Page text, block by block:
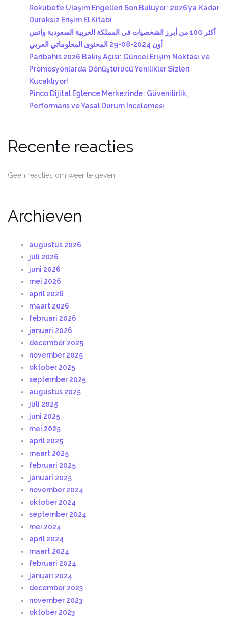
Rokubet’e Ulaşım Engelleri Son Buluyor: 2026’ya Kadar
Duraksız Erişim El Kitabı
أكثر 100 من أبرز الشخصيات في المملكة العربية السعودية واتس
أون 2024-08-29 المحتوى المعلوماتي العربي
Paribahis 2026 Bakış Açısı: Güncel Erişim Noktası ve
Promosyonlarda Dönüştürücü Yenilikler Sizleri
Kucaklıyor!
Pinco Dijital Eğlence Merkezinde: Güvenilirlik,
Performans ve Yasal Durum İncelemesi
Recente reacties
Geen reacties om weer te geven.
Archieven
augustus 2026
juli 2026
juni 2026
mei 2026
april 2026
maart 2026
februari 2026
januari 2026
december 2025
november 2025
oktober 2025
september 2025
augustus 2025
juli 2025
juni 2025
mei 2025
april 2025
maart 2025
februari 2025
januari 2025
november 2024
oktober 2024
september 2024
mei 2024
april 2024
maart 2024
februari 2024
januari 2024
december 2023
november 2023
oktober 2023